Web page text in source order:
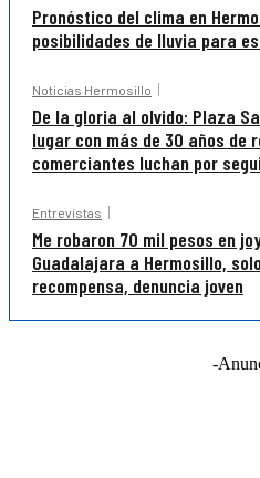
Pronóstico del clima en
posibilidades de lluvia para
Noticias Hermosillo
De la gloria al olvido: Plaza
lugar con más de 30 años de
comerciantes luchan por
Entrevistas
Me robaron 70 mil pesos en
Guadalajara a Hermosillo,
recompensa, denuncia joven
-